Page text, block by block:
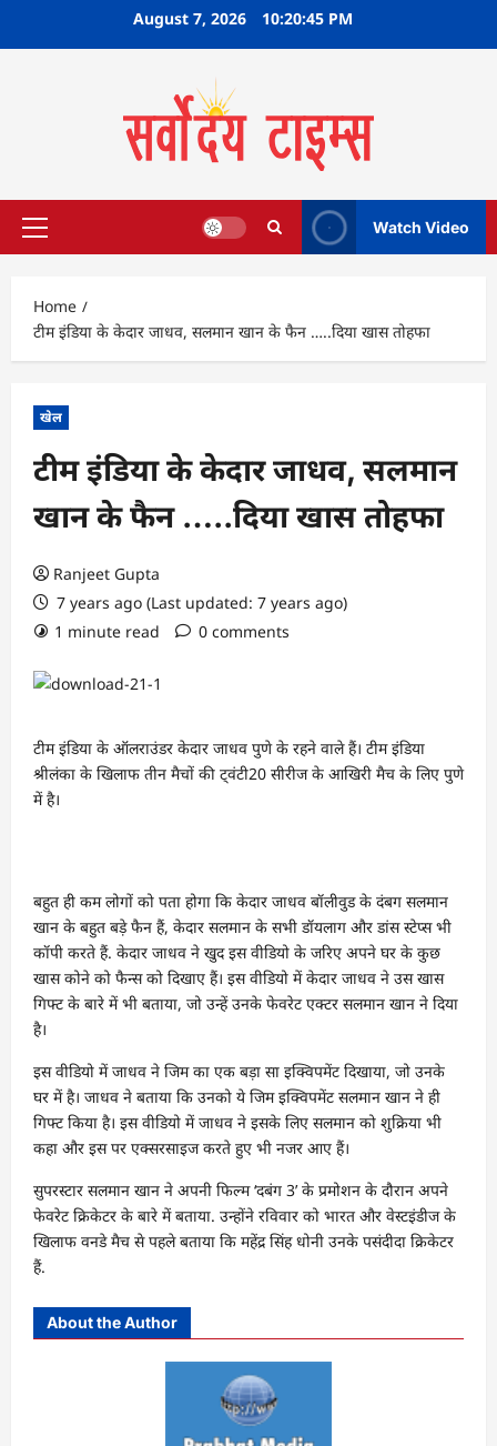
August 7, 2026 10:20:46 PM
Primary
Watch Video
Home
टीम इंडिया के केदार जाधव, सलमान खान के फैन …..दिया खास तोहफा
खेल
टीम इंडिया के केदार जाधव, सलमान
खान के फैन …..दिया खास तोहफा
Ranjeet Gupta
7 years ago (Last updated: 7 years ago)
1 minute read
0 comments
टीम इंडिया के ऑलराउंडर केदार जाधव पुणे के रहने वाले हैं। टीम इंडिया
श्रीलंका के खिलाफ तीन मैचों की ट्वंटी20 सीरीज के आखिरी मैच के लिए पुणे
में है।
बहुत ही कम लोगों को पता होगा कि केदार जाधव बॉलीवुड के दंबग सलमान
खान के बहुत बड़े फैन हैं, केदार सलमान के सभी डॉयलाग और डांस स्टेप्स भी
कॉपी करते हैं. केदार जाधव ने खुद इस वीडियो के जरिए अपने घर के कुछ
खास कोने को फैन्स को दिखाए हैं। इस वीडियो में केदार जाधव ने उस खास
गिफ्ट के बारे में भी बताया, जो उन्हें उनके फेवरेट एक्टर सलमान खान ने दिया
है।
इस वीडियो में जाधव ने जिम का एक बड़ा सा इक्विपमेंट दिखाया, जो उनके
घर में है। जाधव ने बताया कि उनको ये जिम इक्विपमेंट सलमान खान ने ही
गिफ्ट किया है। इस वीडियो में जाधव ने इसके लिए सलमान को शुक्रिया भी
कहा और इस पर एक्सरसाइज करते हुए भी नजर आए हैं।
सुपरस्‍टार सलमान खान ने अपनी फिल्‍म ‘दबंग 3’ के प्रमोशन के दौरान अपने
फेवरेट क्रिकेटर के बारे में बताया. उन्‍होंने रविवार को भारत और वेस्‍टइंडीज के
खिलाफ वनडे मैच से पहले बताया कि महेंद्र सिंह धोनी उनके पसंदीदा क्रिकेटर
हैं.
About the Author